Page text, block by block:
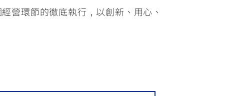
營環節的徹底執行，以創新、用心、